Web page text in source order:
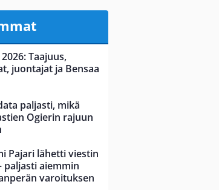
Taajuus,
juontajat ja Bensaa
paljasti, mikä
Ogierin rajuun
Pajari lähetti viestin
paljasti aiemmin
varoituksen